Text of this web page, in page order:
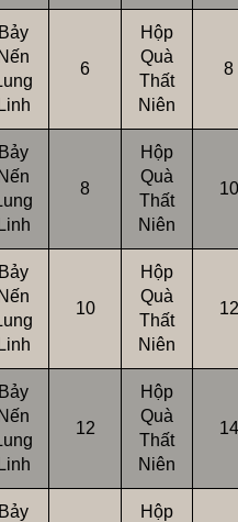
Bảy
Nến
Linh
6
Hộp
Quà
Thất
Niên
8
Bảy
Nến
Linh
8
Hộp
Quà
Thất
Niên
10
Bảy
Nến
Linh
10
Hộp
Quà
Thất
Niên
12
Bảy
Nến
Linh
12
Hộp
Quà
Thất
Niên
14
Bảy
Hộp